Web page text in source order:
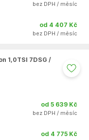
bez DPH / měsíc
od 4 407 Kč
bez DPH / měsíc
1,0TSI 7DSG /
od 5 639 Kč
bez DPH / měsíc
od 4 775 Kč